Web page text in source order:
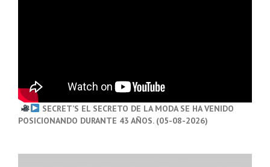
SECRET’S EL SECRETO DE LA MODA SE HA VENIDO
POSICIONANDO DURANTE 43 AÑOS. (05-08-2026)